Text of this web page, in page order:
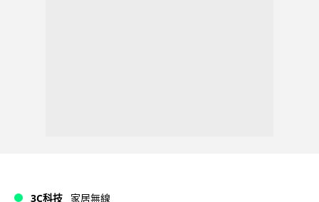
3C科技 家居無線